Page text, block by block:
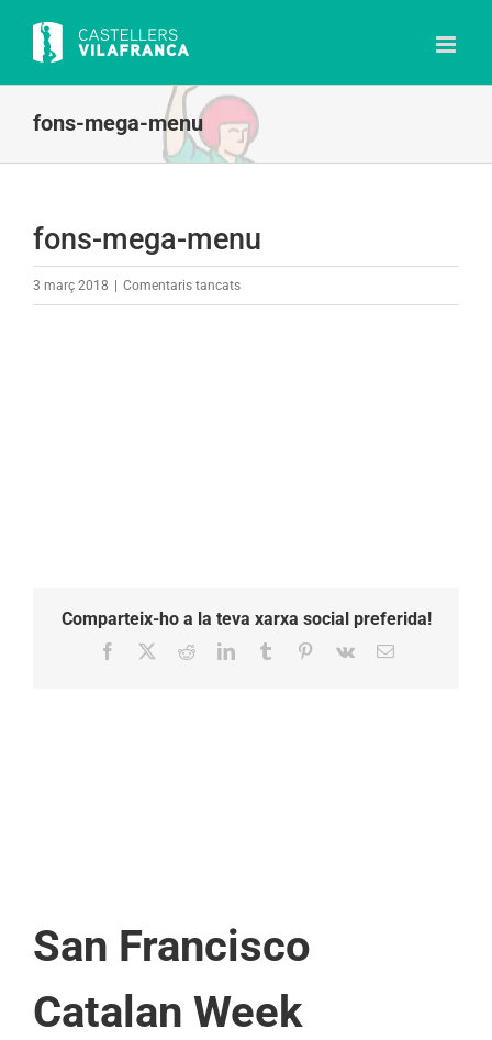
content
fons-mega-menu
fons-mega-menu
3 març 2018 Comentaris tancatsa
Comparteix-ho a la teva xarxa social preferida!
Facebook RedditLinkedInTumblr Pinterest
Vk Email:
San Francisco
Catalan Week